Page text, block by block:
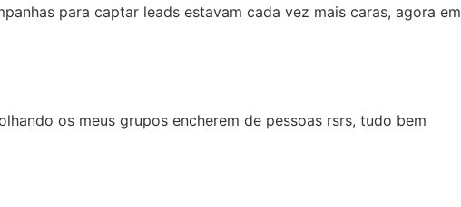
para captar leads estavam cada vez mais caras, agora em
os meus grupos encherem de pessoas rsrs, tudo bem